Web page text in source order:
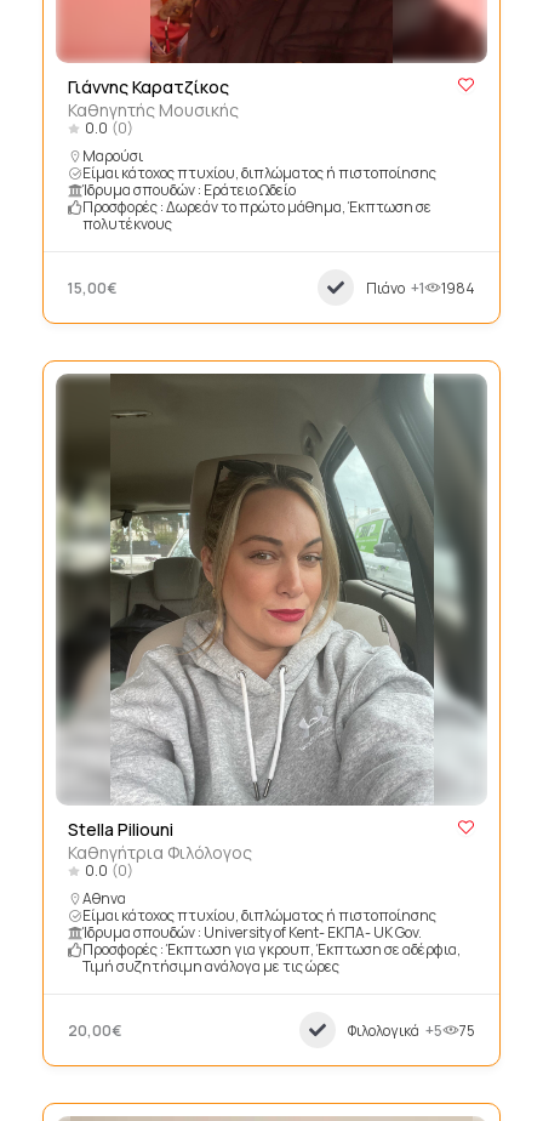
Γιάννης Καρατζίκος
Καθηγητής Μουσικής
0.0 (0)
Μαρούσι
Είμαι κάτοχος πτυχίου, διπλώματος ή πιστοποίησης
Ίδρυμα σπουδών : Εράτειο Ωδείο
Προσφορές : Δωρεάν το πρώτο μάθημα, Έκπτωση σε
πολυτέκνους
15,00€ Πιάνο +1 1984
Stella Piliouni
Καθηγήτρια Φιλόλογος
0.0 (0)
Αθηνα
Είμαι κάτοχος πτυχίου, διπλώματος ή πιστοποίησης
Ίδρυμα σπουδών : University of Kent- ΕΚΠΑ- UK Gov.
Προσφορές : Έκπτωση για γκρουπ, Έκπτωση σε αδέρφια,
Τιμή συζητήσιμη ανάλογα με τις ώρες
20,00€ Φιλολογικά +5 75